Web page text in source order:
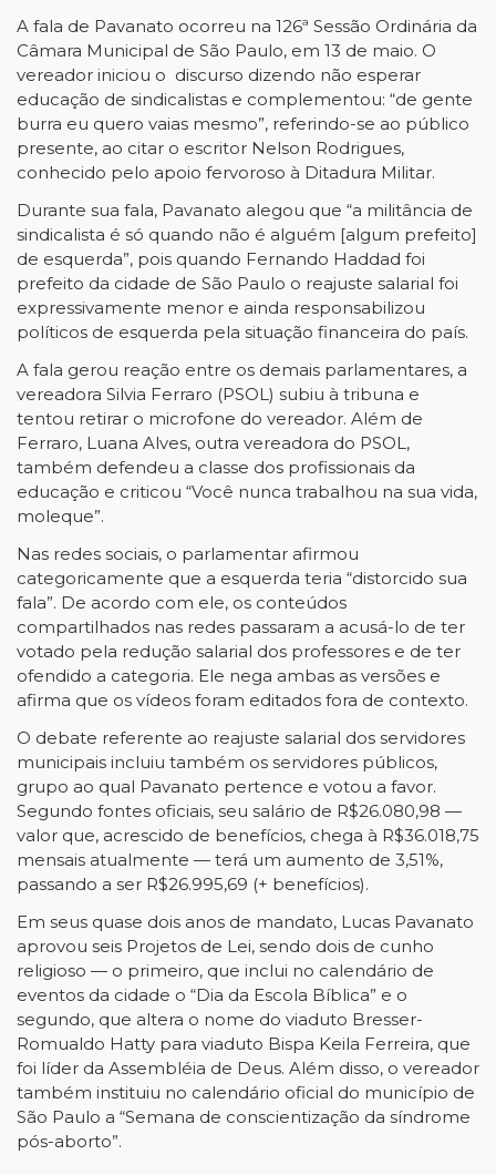
A fala de Pavanato ocorreu na 126ª Sessão Ordinária da
Câmara Municipal de São Paulo, em 13 de maio. O
vereador iniciou o discurso dizendo não esperar
educação de sindicalistas e complementou: “de gente
burra eu quero vaias mesmo”, referindo-se ao público
presente, ao citar o escritor Nelson Rodrigues,
conhecido pelo apoio fervoroso à Ditadura Militar.
Durante sua fala, Pavanato alegou que “a militância de
sindicalista é só quando não é alguém [algum prefeito]
de esquerda”, pois quando Fernando Haddad foi
prefeito da cidade de São Paulo o reajuste salarial foi
expressivamente menor e ainda responsabilizou
políticos de esquerda pela situação financeira do país.
A fala gerou reação entre os demais parlamentares, a
vereadora Silvia Ferraro (PSOL) subiu à tribuna e
tentou retirar o microfone do vereador. Além de
Ferraro, Luana Alves, outra vereadora do PSOL,
também defendeu a classe dos profissionais da
educação e criticou “Você nunca trabalhou na sua vida,
moleque”.
Nas redes sociais, o parlamentar afirmou
categoricamente que a esquerda teria “distorcido sua
fala”. De acordo com ele, os conteúdos
compartilhados nas redes passaram a acusá-lo de ter
votado pela redução salarial dos professores e de ter
ofendido a categoria. Ele nega ambas as versões e
afirma que os vídeos foram editados fora de contexto.
O debate referente ao reajuste salarial dos servidores
municipais incluiu também os servidores públicos,
grupo ao qual Pavanato pertence e votou a favor.
Segundo fontes oficiais, seu salário de R$26.080,98 —
valor que, acrescido de benefícios, chega à R$36.018,75
mensais atualmente — terá um aumento de 3,51%,
passando a ser R$26.995,69 (+ benefícios).
Em seus quase dois anos de mandato, Lucas Pavanato
aprovou seis Projetos de Lei, sendo dois de cunho
religioso — o primeiro, que inclui no calendário de
eventos da cidade o “Dia da Escola Bíblica” e o
segundo, que altera o nome do viaduto Bresser-
Romualdo Hatty para viaduto Bispa Keila Ferreira, que
foi líder da Assembléia de Deus. Além disso, o vereador
também instituiu no calendário oficial do município de
São Paulo a “Semana de conscientização da síndrome
pós-aborto”.